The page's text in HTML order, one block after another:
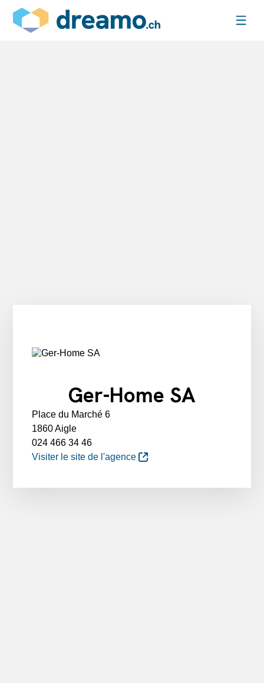
Ger-Home SA
Place du Marché 6
1860 Aigle
024 466 34 46
Visiter le site de l'agence